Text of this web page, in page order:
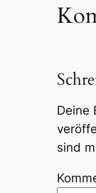
Deine
sind